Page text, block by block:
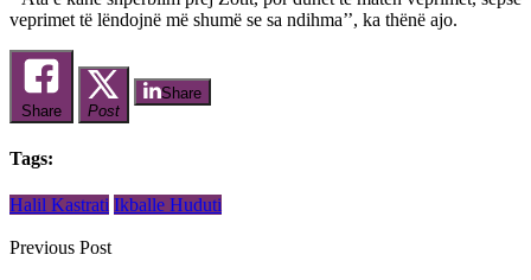
veprimet të lëndojnë më shumë se sa ndihma’’, ka thënë ajo.
Share Post
Share
Tags:
Halil Kastrati Ikballe Huduti
Previous Post